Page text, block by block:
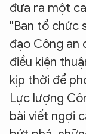
đưa ra một
"Ban tổ chức
đạo Công an
điều kiện
kịp thời để
Lực lượng
bài viết ngợi
XIN
TÔI
Hãy
An